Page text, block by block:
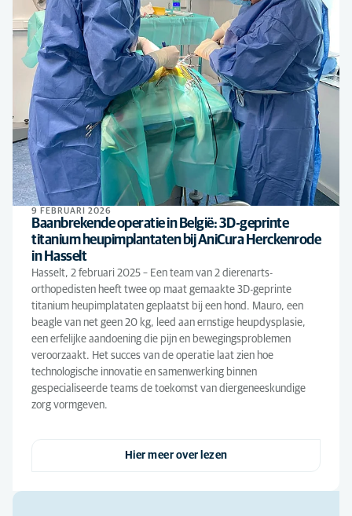
9 FEBRUARI 2026
Baanbrekende operatie in België: 3D-geprinte
titanium heupimplantaten bij AniCura Herckenrode
in Hasselt
Hasselt, 2 februari 2025 – Een team van 2 dierenarts-
orthopedisten heeft twee op maat gemaakte 3D-geprinte
titanium heupimplataten geplaatst bij een hond. Mauro, een
beagle van net geen 20 kg, leed aan ernstige heupdysplasie,
een erfelijke aandoening die pijn en bewegingsproblemen
veroorzaakt. Het succes van de operatie laat zien hoe
technologische innovatie en samenwerking binnen
gespecialiseerde teams de toekomst van diergeneeskundige
zorg vormgeven.
Hier meer over lezen